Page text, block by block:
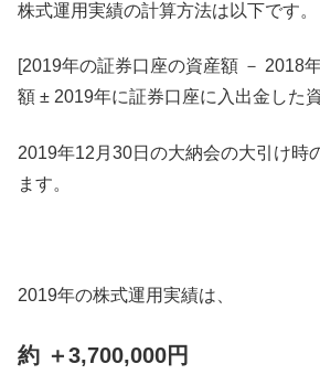
株式運用実績の計算方法は以下です。
[2019年の証券口座の資産額 － 2018
額 ± 2019年に証券口座に入出金した
2019年12月30日の大納会の大引け時
ます。
2019年の株式運用実績は、
約 ＋3,700,000円